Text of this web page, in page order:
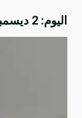
اليوم: 2 ديسمبر، 2025